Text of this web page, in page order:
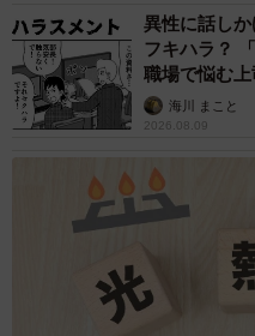
異性に話し
フキハラ？
職場で悩む上
海川 まこと
2026.08.09